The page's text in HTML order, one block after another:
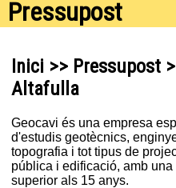
Pressupost
Inici >> Pressupost
Altafulla
Geocavi és una empresa
d'estudis geotècnics,
topografia i tot tipus de
pública i edificació, amb
superior als 15 anys.